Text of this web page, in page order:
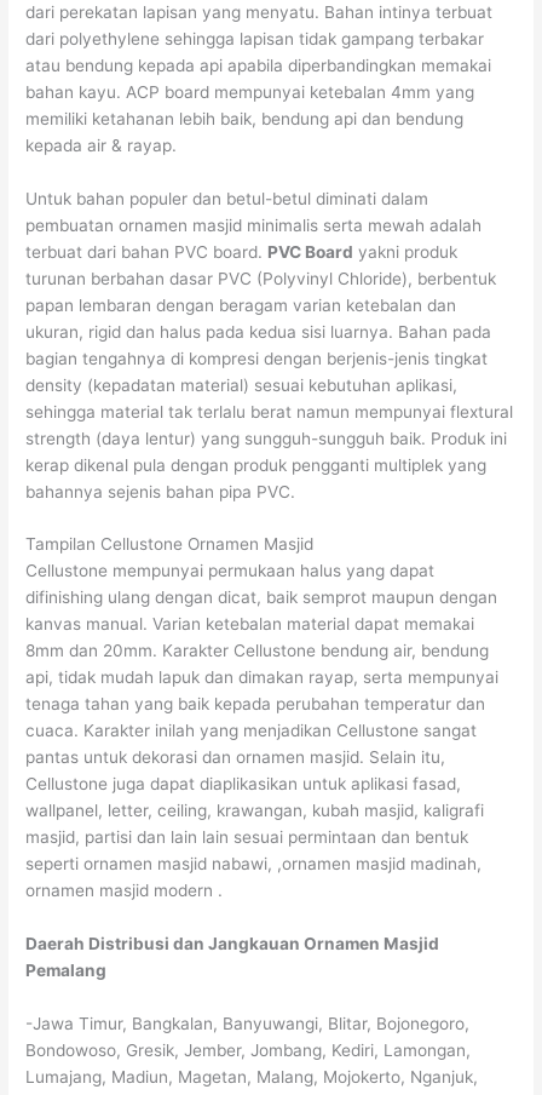
dari perekatan lapisan yang menyatu. Bahan intinya terbuat
dari polyethylene sehingga lapisan tidak gampang terbakar
atau bendung kepada api apabila diperbandingkan memakai
bahan kayu. ACP board mempunyai ketebalan 4mm yang
memiliki ketahanan lebih baik, bendung api dan bendung
kepada air & rayap.
Untuk bahan populer dan betul-betul diminati dalam
pembuatan ornamen masjid minimalis serta mewah adalah
terbuat dari bahan PVC board. PVC Board yakni produk
turunan berbahan dasar PVC (Polyvinyl Chloride), berbentuk
papan lembaran dengan beragam varian ketebalan dan
ukuran, rigid dan halus pada kedua sisi luarnya. Bahan pada
bagian tengahnya di kompresi dengan berjenis-jenis tingkat
density (kepadatan material) sesuai kebutuhan aplikasi,
sehingga material tak terlalu berat namun mempunyai flextural
strength (daya lentur) yang sungguh-sungguh baik. Produk ini
kerap dikenal pula dengan produk pengganti multiplek yang
bahannya sejenis bahan pipa PVC.
Tampilan Cellustone Ornamen Masjid
Cellustone mempunyai permukaan halus yang dapat
difinishing ulang dengan dicat, baik semprot maupun dengan
kanvas manual. Varian ketebalan material dapat memakai
8mm dan 20mm. Karakter Cellustone bendung air, bendung
api, tidak mudah lapuk dan dimakan rayap, serta mempunyai
tenaga tahan yang baik kepada perubahan temperatur dan
cuaca. Karakter inilah yang menjadikan Cellustone sangat
pantas untuk dekorasi dan ornamen masjid. Selain itu,
Cellustone juga dapat diaplikasikan untuk aplikasi fasad,
wallpanel, letter, ceiling, krawangan, kubah masjid, kaligrafi
masjid, partisi dan lain lain sesuai permintaan dan bentuk
seperti ornamen masjid nabawi, ,ornamen masjid madinah,
ornamen masjid modern .
Daerah Distribusi dan Jangkauan Ornamen Masjid
Pemalang
-Jawa Timur, Bangkalan, Banyuwangi, Blitar, Bojonegoro,
Bondowoso, Gresik, Jember, Jombang, Kediri, Lamongan,
Lumajang, Madiun, Magetan, Malang, Mojokerto, Nganjuk,